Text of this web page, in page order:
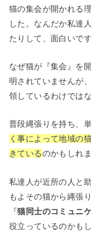
猫の集会が開かれる
した。なんだか私達
たりして、面白いです
なぜ猫が『集会』を
明されていませんが
領しているわけでは
普段縄張りを持ち、
く事によって地域の
きているのかもしれ
私達人が近所の人と
もよその猫から縄張
『猫同士のコミュニ
役立っているのかも